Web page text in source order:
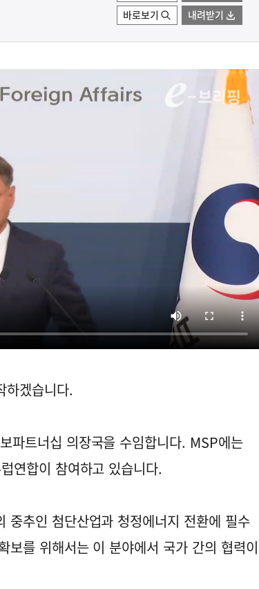
바로보기 내려받기
하겠습니다.
파트너십 의장국을 수임합니다. MSP에는
연합이 참여하고 있습니다.
중추인 첨단산업과 청정에너지 전환에 필수
보를 위해서는 이 분야에서 국가 간의 협력이